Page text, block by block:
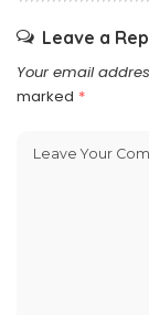
Leave a
Your email
marked *